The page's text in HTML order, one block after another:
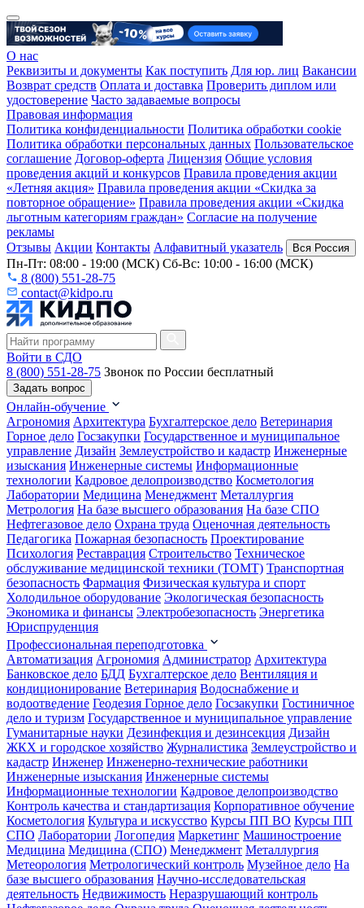
О нас
Реквизиты и документы Как поступить Для юр. лиц Вакансии
Возврат средств Оплата и доставка Проверить диплом или
удостоверение Часто задаваемые вопросы
Правовая информация
Политика конфиденциальности Политика обработки cookie
Политика обработки персональных данных Пользовательское
соглашение Договор-оферта Лицензия Общие условия
проведения акций и конкурсов Правила проведения акции
«Летняя акция» Правила проведения акции «Скидка за
повторное обращение» Правила проведения акции «Скидка
льготным категориям граждан» Согласие на получение
рекламы
Отзывы Акции Контакты Алфавитный указатель Вся Россия
Пн-Пт: 08:00 - 19:00 (МСК) Сб-Вс: 10:00 - 16:00 (МСК)
8 (800) 551-28-75
contact@kidpo.ru
Войти в СДО
8 (800) 551-28-75 Звонок по России бесплатный
Задать вопрос
Онлайн-обучение
Агрономия Архитектура Бухгалтерское дело Ветеринария
Горное дело Госзакупки Государственное и муниципальное
управление Дизайн Землеустройство и кадастр Инженерные
изыскания Инженерные системы Информационные
технологии Кадровое делопроизводство Косметология
Лаборатории Медицина Менеджмент Металлургия
Метрология На базе высшего образования На базе СПО
Нефтегазовое дело Охрана труда Оценочная деятельность
Педагогика Пожарная безопасность Проектирование
Психология Реставрация Строительство Техническое
обслуживание медицинской техники (ТОМТ) Транспортная
безопасность Фармация Физическая культура и спорт
Холодильное оборудование Экологическая безопасность
Экономика и финансы Электробезопасность Энергетика
Юриспруденция
Профессиональная переподготовка
Автоматизация Агрономия Администратор Архитектура
Банковское дело БДД Бухгалтерское дело Вентиляция и
кондиционирование Ветеринария Водоснабжение и
водоотведение Геодезия Горное дело Госзакупки Гостиничное
дело и туризм Государственное и муниципальное управление
Гуманитарные науки Дезинфекция и дезинсекция Дизайн
ЖКХ и городское хозяйство Журналистика Землеустройство и
кадастр Инженер Инженерно-технические работники
Инженерные изыскания Инженерные системы
Информационные технологии Кадровое делопроизводство
Контроль качества и стандартизация Корпоративное обучение
Косметология Культура и искусство Курсы ПП ВО Курсы ПП
СПО Лаборатории Логопедия Маркетинг Машиностроение
Медицина Медицина (СПО) Менеджмент Металлургия
Метеорология Метрологический контроль Музейное дело На
базе высшего образования Научно-исследовательская
деятельность Недвижимость Неразрушающий контроль